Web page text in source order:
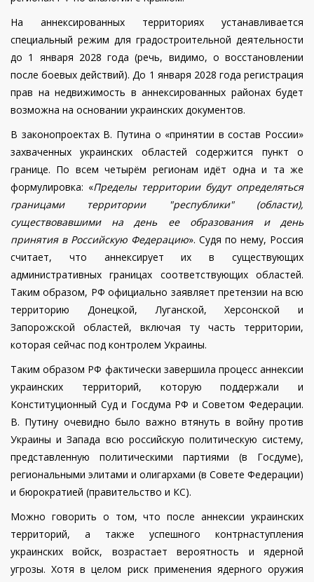
На аннексированных территориях устанавливается
специальный режим для градостроительной деятельности
до 1 января 2028 года (речь, видимо, о восстановлении
после боевых действий). До 1 января 2028 года регистрация
прав на недвижимость в аннексированных районах будет
возможна на основании украинских документов.
В законопроектах В. Путина о «принятии в состав России»
захваченных украинских областей содержится пункт о
границе. По всем четырём регионам идёт одна и та же
формулировка: «Пределы территории будут определяться
границами территории "республики" (области),
существовавшими на день ее образования и день
принятия в Российскую Федерацию». Судя по нему, Россия
считает, что аннексирует их в существующих
административных границах соответствующих областей.
Таким образом, РФ официально заявляет претензии на всю
территорию Донецкой, Луганской, Херсонской и
Запорожской областей, включая ту часть территории,
которая сейчас под контролем Украины.
Таким образом РФ фактически завершила процесс аннексии
украинских территорий, которую поддержали и
Конституционный Суд и Госдума РФ и Советом Федерации.
В. Путину очевидно было важно втянуть в войну против
Украины и Запада всю российскую политическую систему,
представленную политическими партиями (в Госдуме),
региональными элитами и олигархами (в Совете Федерации)
и бюрократией (правительство и КС).
Можно говорить о том, что после аннексии украинских
территорий, а также успешного контрнаступления
украинских войск, возрастает вероятность и ядерной
угрозы. Хотя в целом риск применения ядерного оружия